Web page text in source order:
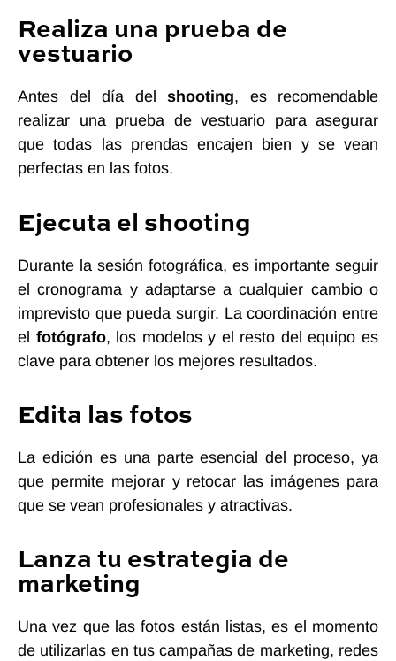
Realiza una prueba de
vestuario
Antes del día del shooting, es recomendable
realizar una prueba de vestuario para asegurar
que todas las prendas encajen bien y se vean
perfectas en las fotos.
Ejecuta el shooting
Durante la sesión fotográfica, es importante seguir
el cronograma y adaptarse a cualquier cambio o
imprevisto que pueda surgir. La coordinación entre
el fotógrafo, los modelos y el resto del equipo es
clave para obtener los mejores resultados.
Edita las fotos
La edición es una parte esencial del proceso, ya
que permite mejorar y retocar las imágenes para
que se vean profesionales y atractivas.
Lanza tu estrategia de
marketing
Una vez que las fotos están listas, es el momento
de utilizarlas en tus campañas de marketing, redes